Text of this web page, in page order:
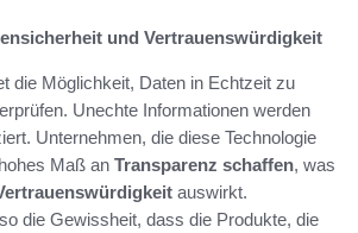
und Vertrauenswürdigkeit
die Möglichkeit, Daten in Echtzeit zu
Unechte Informationen werden
Unternehmen, die diese Technologie
Maß an Transparenz schaffen, was
auswirkt.
die Gewissheit, dass die Produkte, die